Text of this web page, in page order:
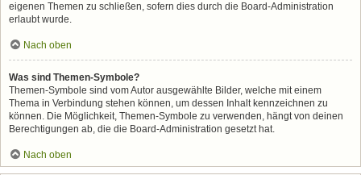
eigenen Themen zu schließen, sofern dies durch die Board-Administration
erlaubt wurde.
Nach oben
Was sind Themen-Symbole?
Themen-Symbole sind vom Autor ausgewählte Bilder, welche mit einem
Thema in Verbindung stehen können, um dessen Inhalt kennzeichnen zu
können. Die Möglichkeit, Themen-Symbole zu verwenden, hängt von deinen
Berechtigungen ab, die die Board-Administration gesetzt hat.
Nach oben